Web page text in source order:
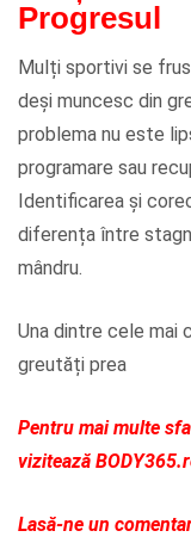
Progresul
Mulți sportivi se
deși muncesc din
problema nu este
programare sau
Identificarea și
diferența între
mândru.
Una dintre cele mai
greutăți prea
Pentru mai multe
vizitează
Lasă-ne un